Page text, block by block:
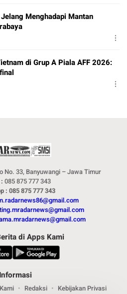
Menghadapi Mantan
di Grup A Piala AFF 2026:
No. 33, Banyuwangi – Jawa Timur
085 875 777 343
: 085 875 777 343
di Apps Kami
Informasi
Redaksi Kebijakan Privasi